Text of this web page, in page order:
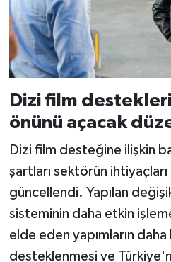
Dizi film
önünü açacak
Dizi film desteğine ilişkin
şartları sektörün
güncellendi. Yapılan
sisteminin daha etkin
elde eden yapımların
desteklenmesi ve